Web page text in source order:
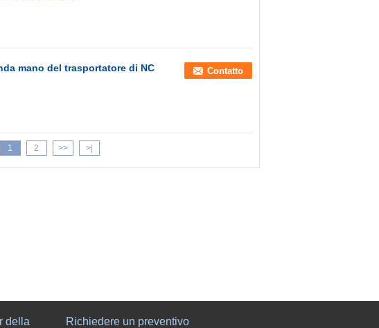
mano del trasportatore di NC
Contatto
1 2 >> >|
della Richiedere un preventivo